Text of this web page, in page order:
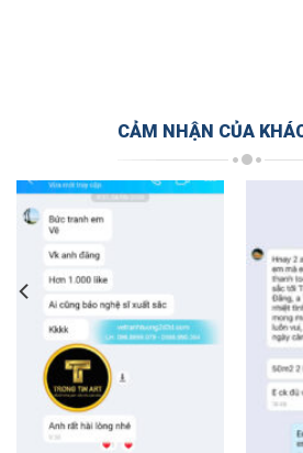
CẢM NHẬN CỦA